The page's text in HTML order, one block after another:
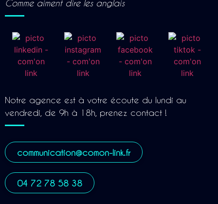
Comme aiment dire les anglais
Notre agence est à votre écoute du lundi au
vendredi, de 9h à 18h, prenez contact !
communication@comon-link.fr
04 72 78 58 38